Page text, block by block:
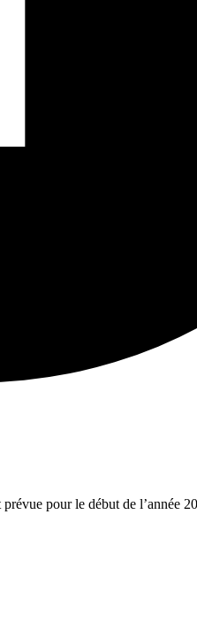
pour le début de l’année